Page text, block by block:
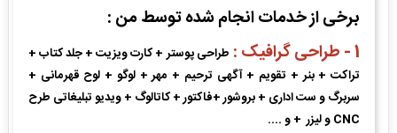
برخی از خدمات انجام شده توسط من :
1 - طراحی گرافیک :
طراحی پوستر + کارت ویزیت + جلد کتاب +
تراکت + بنر + تقویم + آگهی ترحیم + مهر + لوگو + لوح قهرمانی +
سربرگ و ست اداری + بروشور +فاکتور + کاتالوگ + ویدیو تبلیغاتی طرح
CNC و لیزر + و ....